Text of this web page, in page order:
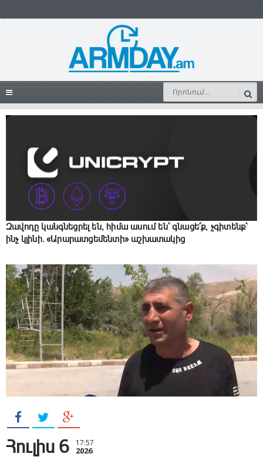
Զավոդը կանգնեցրել են, հիմա ասում են՝ գնացե՛ք, չգիտենք՝
ինչ կլինի. «Արարատցեմենտի» աշխատակից
Հուլիս 6 17:57
2026